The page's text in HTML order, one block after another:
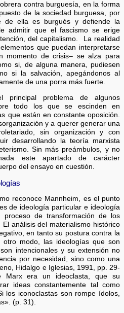
contra burguesía, en la forma
de la sociedad burguesa, por
de ella es burgués y defiende la
admitir que el fascismo se erige
del capitalismo. La realidad
que puedan interpretarse
momento de crisis– se alza para
si, de alguna manera, pudiesen
si la salvación, apegándonos al
de una porra más fuerte.
principal problema de algunos
todo los que se escinden en
que están en constante oposición.
y a querer generar una
sin organización y con
desarrollando la teoría marxista
Sin más preámbulos, y no
este apartado de carácter
del ensayo en cuestión.
reconoce Mannheim, es el punto
de ideología particular e ideología
de transformación de los
análisis del materialismo histórico
en tanto su postura contra la
modo, las ideologías que son
intencionales y su extensión no
por necesidad, sino como una
Hidalgo e Iglesias, 1991, pp. 29-
Marx era un ideoclasta, que su
ideas constantemente tal como
los iconoclastas son rompe ídolos,
(p. 31).